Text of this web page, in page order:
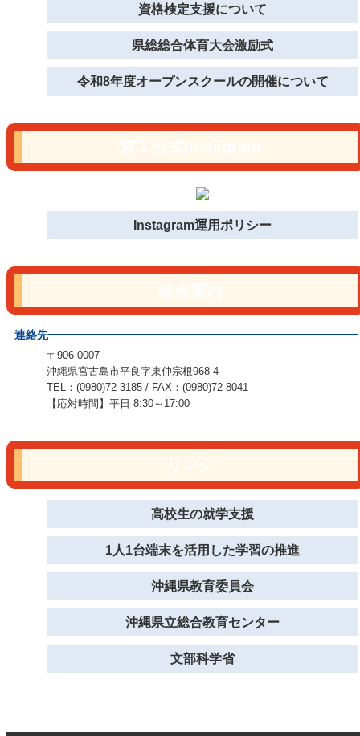
資格検定支援について
県総総合体育大会激励式
令和8年度オープンスクールの開催について
Instagram運用ポリシー
連絡先
〒906-0007
沖縄県宮古島市平良字東仲宗根968-4
TEL：(0980)72-3185 / FAX：(0980)72-8041
【応対時間】平日 8:30～17:00
高校生の就学支援
1人1台端末を活用した学習の推進
沖縄県教育委員会
沖縄県立総合教育センター
文部科学省